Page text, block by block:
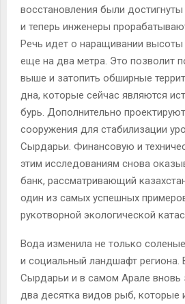
восстановления были
и теперь инженеры
Речь идет о наращивании
еще на два метра. Это позволит
выше и затопить обширные
дна, которые сейчас являются
бурь. Дополнительно
сооружения для стабилизации
Сырдарьи. Финансовую и
этим исследованиям снова
банк, рассматривающий
один из самых успешных
рукотворной экологической
Вода изменила не только
и социальный ландшафт региона.
Сырдарьи и в самом Арале вновь
два десятка видов рыб, которые